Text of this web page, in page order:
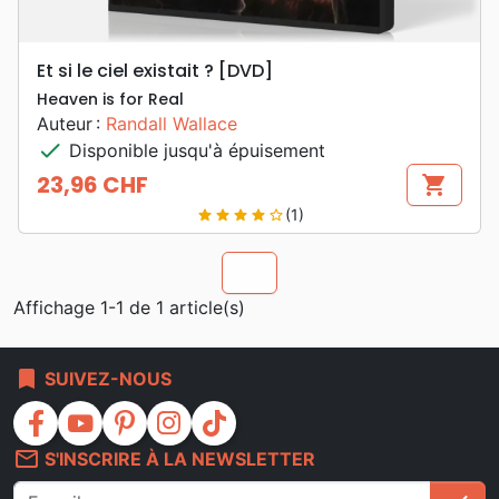
Et si le ciel existait ? [DVD]
Heaven is for Real
Auteur : Randall Wallace
check Disponible jusqu'à épuisement
Prix
23,96 CHF shopping_cart
star star star star star_border(1)
Affichage 1-1 de 1 article(s)
bookmark SUIVEZ-NOUS
facebook youtube pinterest instagram
tiktok
mail_outline S'INSCRIRE À LA NEWSLETTER